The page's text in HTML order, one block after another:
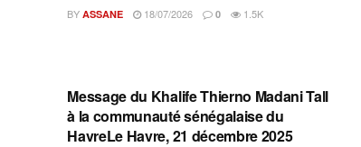
BY ASSANE 18/07/2026 0 1.5K
A L'INSTANT
Message du Khalife Thierno Madani Tall
à la communauté sénégalaise du
HavreLe Havre, 21 décembre 2025